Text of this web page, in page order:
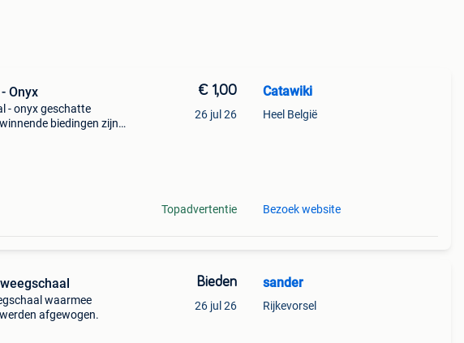
Onyx
- onyx geschatte
biedingen zijn
€ 1,00
26 jul 26
Topadvertentie
Catawiki
Heel België
Bezoek website
waarmee
afgewogen.
Bieden
26 jul 26
sander
Rijkevorsel